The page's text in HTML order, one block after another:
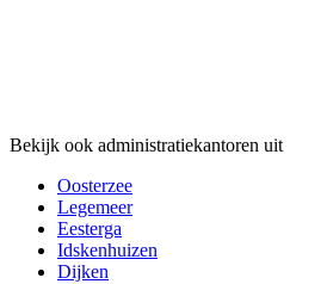
Bekijk ook administratiekantoren uit
Oosterzee
Legemeer
Eesterga
Idskenhuizen
Dijken